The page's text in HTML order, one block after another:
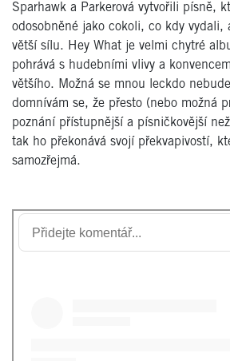
Sparhawk a Parkerová vytvořili písně,
odosobněné jako cokoli, co kdy vydali,
větší sílu. Hey What je velmi chytré
pohrává s hudebními vlivy a
většího. Možná se mnou leckdo
domnívám se, že přesto (nebo možná
poznání přístupnější a písničkovější
tak ho překonává svojí překvapivostí,
samozřejmá.